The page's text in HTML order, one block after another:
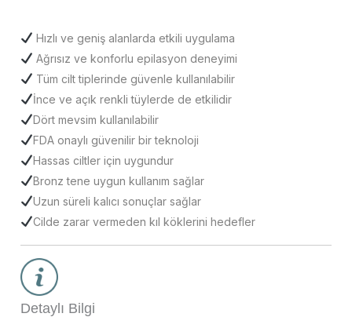
Hızlı ve geniş alanlarda etkili uygulama
Ağrısız ve konforlu epilasyon deneyimi
Tüm cilt tiplerinde güvenle kullanılabilir
İnce ve açık renkli tüylerde de etkilidir
Dört mevsim kullanılabilir
FDA onaylı güvenilir bir teknoloji
Hassas ciltler için uygundur
Bronz tene uygun kullanım sağlar
Uzun süreli kalıcı sonuçlar sağlar
Cilde zarar vermeden kıl köklerini hedefler
Detaylı Bilgi